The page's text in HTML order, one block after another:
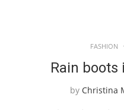
FASHION
Rain boots
by Christina